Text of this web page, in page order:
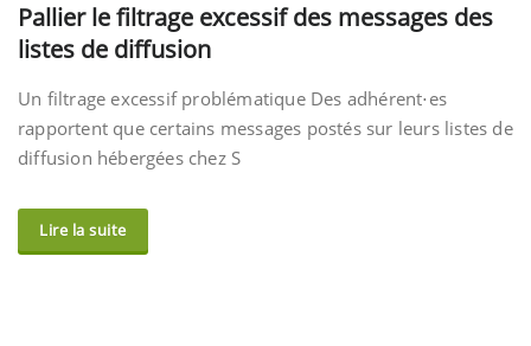
Pallier le filtrage excessif des messages des
listes de diffusion
Un filtrage excessif problématique Des adhérent⋅es
rapportent que certains messages postés sur leurs listes de
diffusion hébergées chez S
Lire la suite